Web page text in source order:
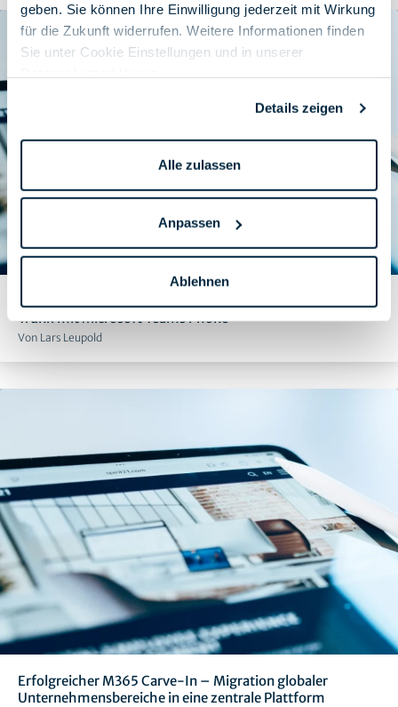
geben. Sie können Ihre Einwilligung jederzeit mit Wirkung
für die Zukunft widerrufen. Weitere Informationen finden
Sie unter Cookie Einstellungen und in unserer
Details zeigen
Alle zulassen
Anpassen
Ablehnen
Migration veralteter Telefonanlagen zu zentralem SIP-
Trunk mit Microsoft Teams Phone
Von Lars Leupold
Erfolgreicher M365 Carve-In – Migration globaler
Unternehmensbereiche in eine zentrale Plattform